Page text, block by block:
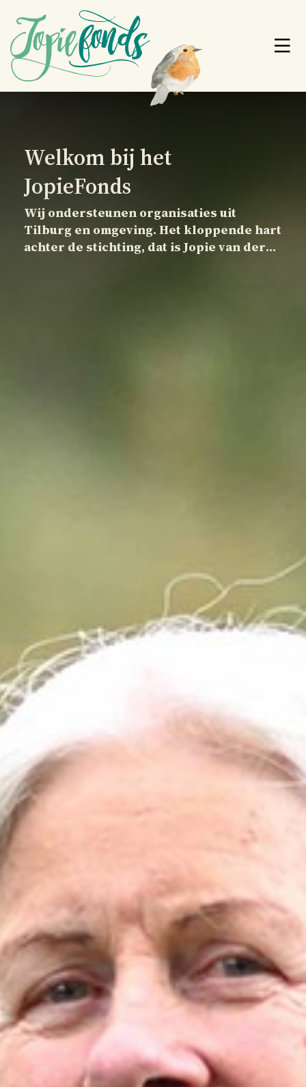
Welkom bij het
JopieFonds
Wij ondersteunen organisaties uit
Tilburg en omgeving. Het kloppende hart
achter de stichting, dat is Jopie van der